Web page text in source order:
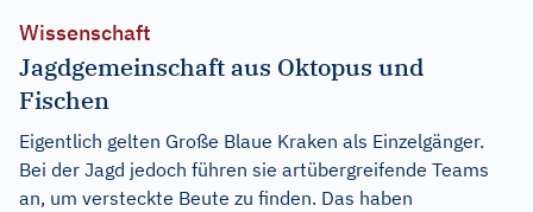
Wissenschaft
Jagdgemeinschaft aus Oktopus und
Fischen
Eigentlich gelten Große Blaue Kraken als Einzelgänger.
Bei der Jagd jedoch führen sie artübergreifende Teams
an, um versteckte Beute zu finden. Das haben